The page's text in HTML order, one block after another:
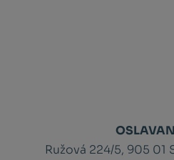
Ružová 224/5, 905 01